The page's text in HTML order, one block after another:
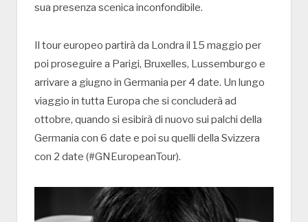
sua presenza scenica inconfondibile.
Il tour europeo partirà da Londra il 15 maggio per
poi proseguire a Parigi, Bruxelles, Lussemburgo e
arrivare a giugno in Germania per 4 date. Un lungo
viaggio in tutta Europa che si concluderà ad
ottobre, quando si esibirà di nuovo sui palchi della
Germania con 6 date e poi su quelli della Svizzera
con 2 date (#GNEuropeanTour).